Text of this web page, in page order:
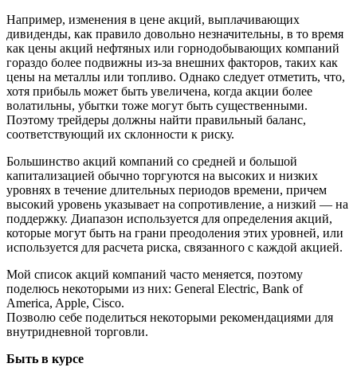
Например, изменения в цене акций, выплачивающих
дивиденды, как правило довольно незначительны, в то время
как цены акций нефтяных или горнодобывающих компаний
гораздо более подвижны из-за внешних факторов, таких как
цены на металлы или топливо. Однако следует отметить, что,
хотя прибыль может быть увеличена, когда акции более
волатильны, убытки тоже могут быть существенными.
Поэтому трейдеры должны найти правильный баланс,
соответствующий их склонности к риску.
Большинство акций компаний со средней и большой
капитализацией обычно торгуются на высоких и низких
уровнях в течение длительных периодов времени, причем
высокий уровень указывает на сопротивление, а низкий — на
поддержку. Диапазон используется для определения акций,
которые могут быть на грани преодоления этих уровней, или
используется для расчета риска, связанного с каждой акцией.
Мой список акций компаний часто меняется, поэтому
поделюсь некоторыми из них: General Electric, Bank of
America, Apple, Cisco.
Позволю себе поделиться некоторыми рекомендациями для
внутридневной торговли.
Быть в курсе